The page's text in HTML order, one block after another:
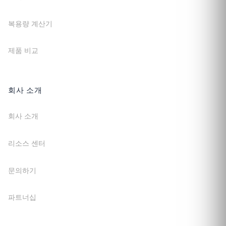
복용량 계산기
제품 비교
회사 소개
회사 소개
리소스 센터
문의하기
파트너십